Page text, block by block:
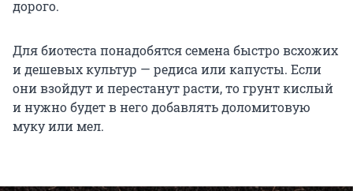
дорого.
Для биотеста понадобятся семена быстро всхожих
и дешевых культур — редиса или капусты. Если
они взойдут и перестанут расти, то грунт кислый
и нужно будет в него добавлять доломитовую
муку или мел.